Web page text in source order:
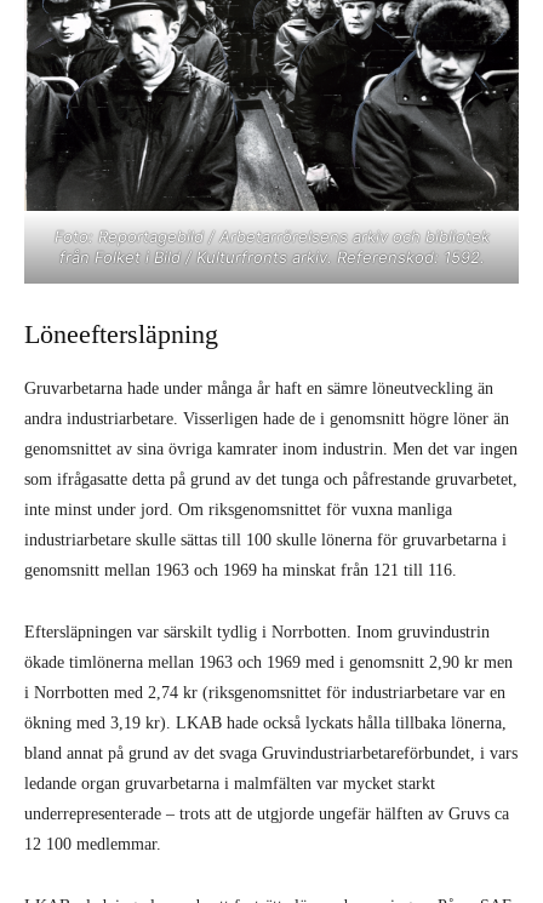
Foto: Reportagebild / Arbetarrörelsens arkiv och bibliotek
från Folket i Bild / Kulturfronts arkiv. Referenskod: 1592.
Löneeftersläpning
Gruvarbetarna hade under många år haft en sämre löneutveckling än
andra industriarbetare. Visserligen hade de i genomsnitt högre löner än
genomsnittet av sina övriga kamrater inom industrin. Men det var ingen
som ifrågasatte detta på grund av det tunga och påfrestande gruvarbetet,
inte minst under jord. Om riksgenomsnittet för vuxna manliga
industriarbetare skulle sättas till 100 skulle lönerna för gruvarbetarna i
genomsnitt mellan 1963 och 1969 ha minskat från 121 till 116.
Eftersläpningen var särskilt tydlig i Norrbotten. Inom gruvindustrin
ökade timlönerna mellan 1963 och 1969 med i genomsnitt 2,90 kr men
i Norrbotten med 2,74 kr (riksgenomsnittet för industriarbetare var en
ökning med 3,19 kr). LKAB hade också lyckats hålla tillbaka lönerna,
bland annat på grund av det svaga Gruvindustriarbetareförbundet, i vars
ledande organ gruvarbetarna i malmfälten var mycket starkt
underrepresenterade – trots att de utgjorde ungefär hälften av Gruvs ca
12 100 medlemmar.